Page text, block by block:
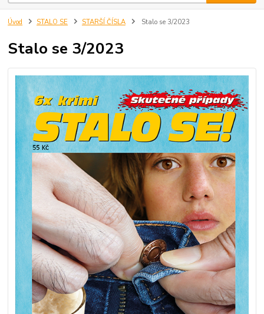
Úvod STALO SE STARŠÍ ČÍSLA Stalo se 3/2023
Stalo se 3/2023